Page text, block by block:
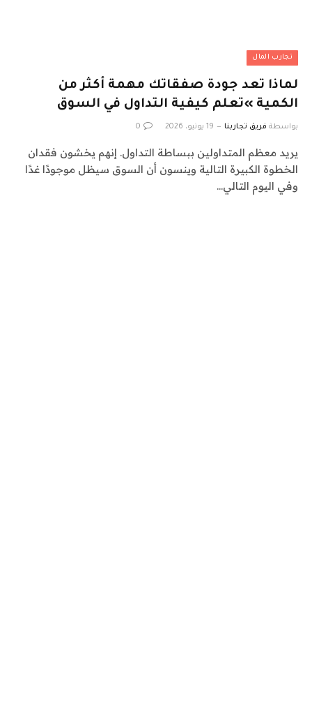
تجارب المال
لماذا تعد جودة صفقاتك مهمة أكثر من
الكمية »تعلم كيفية التداول في السوق
بواسطة فريق تجاربنا 19 يونيو، 2026 0
يريد معظم المتداولين ببساطة التداول. إنهم يخشون فقدان
الخطوة الكبيرة التالية وينسون أن السوق سيظل موجودًا غدًا
وفي اليوم التالي…